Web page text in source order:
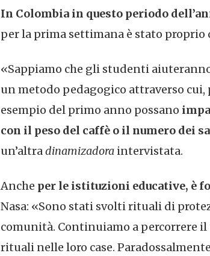
In Colombia in questo periodo
per la prima settimana è stato proprio
«Sappiamo che gli studenti
un metodo pedagogico attraverso
esempio del primo anno possano
con il peso del caffè o il numero dei
un’altradinamizadora intervistata.
Anche per le istituzioni educative, è
Nasa: «Sono stati svolti rituali di
comunità. Continuiamo a percorrere
rituali nelle loro case.